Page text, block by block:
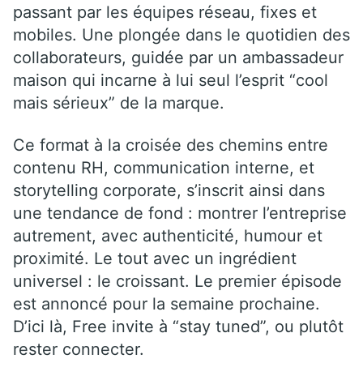
passant par les équipes réseau, fixes et
mobiles. Une plongée dans le quotidien des
collaborateurs, guidée par un ambassadeur
maison qui incarne à lui seul l’esprit “cool
mais sérieux” de la marque.
Ce format à la croisée des chemins entre
contenu RH, communication interne, et
storytelling corporate, s’inscrit ainsi dans
une tendance de fond : montrer l’entreprise
autrement, avec authenticité, humour et
proximité. Le tout avec un ingrédient
universel : le croissant. Le premier épisode
est annoncé pour la semaine prochaine.
D’ici là, Free invite à “stay tuned”, ou plutôt
rester connecter.